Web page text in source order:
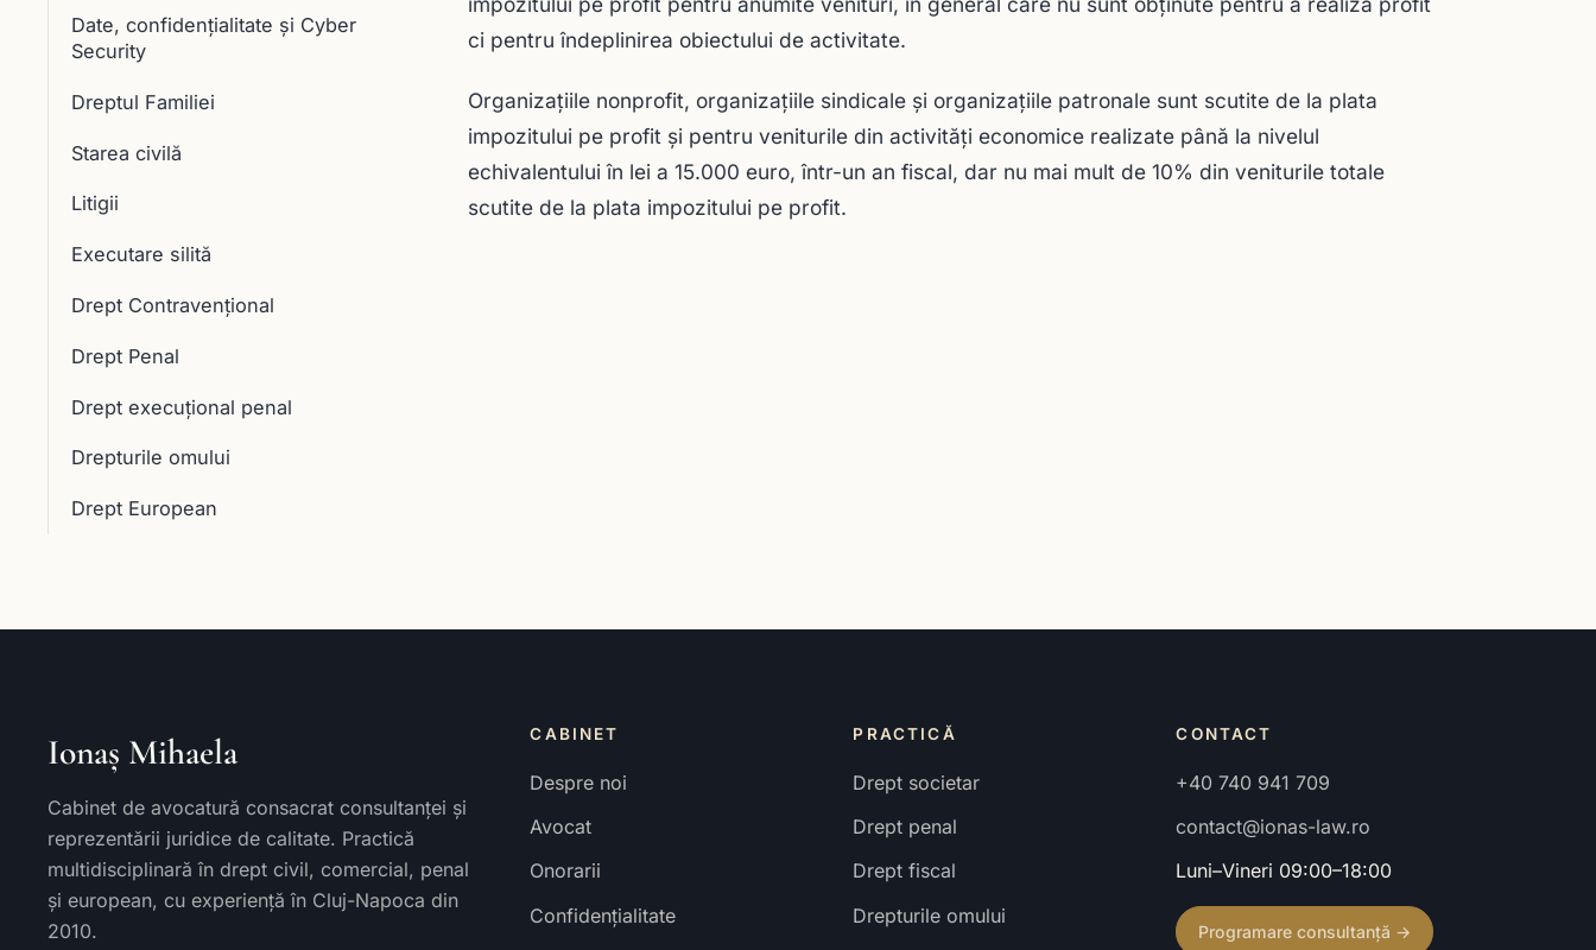
Date, confidențialitate și Cyber
Security
Dreptul Familiei
Starea civilă
Litigii
Executare silită
Drept Contravențional
Drept Penal
Drept execuţional penal
Drepturile omului
Drept European
ci pentru îndeplinirea obiectului de activitate.
Organizaţiile nonprofit, organizaţiile sindicale şi organizaţiile patronale sunt scutite de la plata
impozitului pe profit şi pentru veniturile din activităţi economice realizate până la nivelul
echivalentului în lei a 15.000 euro, într-un an fiscal, dar nu mai mult de 10% din veniturile totale
scutite de la plata impozitului pe profit.
Ionaș Mihaela
Cabinet de avocatură consacrat consultanței și
reprezentării juridice de calitate. Practică
multidisciplinară în drept civil, comercial, penal
și european, cu experiență în Cluj-Napoca din
2010.
CABINET
Despre noi
Avocat
Onorarii
Confidențialitate
PRACTICĂ
Drept societar
Drept penal
Drept fiscal
Drepturile omului
CONTACT
+40 740 941 709
contact@ionas-law.ro
Luni–Vineri 09:00–18:00
Programare consultanță →